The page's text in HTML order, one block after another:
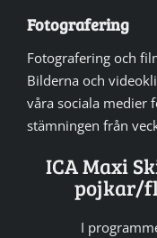
Fotografering
Fotografering och
Bilderna och
våra sociala medier
stämningen från
ICA Maxi
pojkar/
I